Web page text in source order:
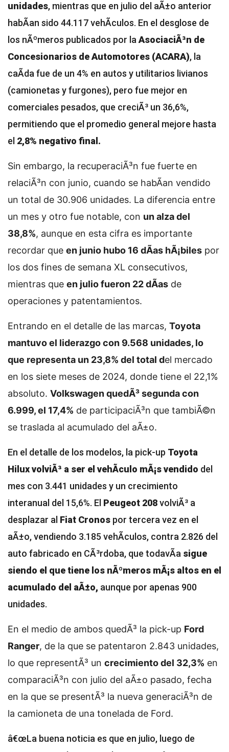
unidades, mientras que en julio del aÃ±o anterior
habÃ­an sido 44.117 vehÃ­culos. En el desglose de
los nÃºmeros publicados por la AsociaciÃ³n de
Concesionarios de Automotores (ACARA), la
caÃ­da fue de un 4% en autos y utilitarios livianos
(camionetas y furgones), pero fue mejor en
comerciales pesados, que creciÃ³ un 36,6%,
permitiendo que el promedio general mejore hasta
el 2,8% negativo final.
Sin embargo, la recuperaciÃ³n fue fuerte en
relaciÃ³n con junio, cuando se habÃ­an vendido
un total de 30.906 unidades. La diferencia entre
un mes y otro fue notable, con un alza del
38,8%, aunque en esta cifra es importante
recordar que en junio hubo 16 dÃ­as hÃ¡biles por
los dos fines de semana XL consecutivos,
mientras que en julio fueron 22 dÃ­as de
operaciones y patentamientos.
Entrando en el detalle de las marcas, Toyota
mantuvo el liderazgo con 9.568 unidades, lo
que representa un 23,8% del total del mercado
en los siete meses de 2024, donde tiene el 22,1%
absoluto. Volkswagen quedÃ³ segunda con
6.999, el 17,4% de participaciÃ³n que tambiÃ©n
se traslada al acumulado del aÃ±o.
En el detalle de los modelos, la pick-up Toyota
Hilux volviÃ³ a ser el vehÃ­culo mÃ¡s vendido del
mes con 3.441 unidades y un crecimiento
interanual del 15,6%. El Peugeot 208volviÃ³ a
desplazar al Fiat Cronos por tercera vez en el
aÃ±o, vendiendo 3.185 vehÃ­culos, contra 2.826 del
auto fabricado en CÃ³rdoba, que todavÃ­a sigue
siendo el que tiene los nÃºmeros mÃ¡s altos en el
acumulado del aÃ±o, aunque por apenas 900
unidades.
En el medio de ambos quedÃ³ la pick-up Ford
Ranger, de la que se patentaron 2.843 unidades,
lo que representÃ³ un crecimiento del 32,3% en
comparaciÃ³n con julio del aÃ±o pasado, fecha
en la que se presentÃ³ la nueva generaciÃ³n de
la camioneta de una tonelada de Ford.
â€œLa buena noticia es que en julio, luego de